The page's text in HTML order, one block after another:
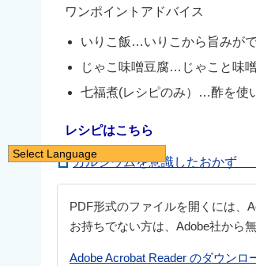
ワンポイントアドバイス
いりこ飯…いりこから旨みがで
じゃこ味噌豆腐…じゃこと味
七福煮(レシピのみ）…酢を
レシピはこちら
カルシウムを意識したおかず
PDF形式のファイルを開くには、
お持ちでない方は、Adobe社から
Adobe Acrobat Reader のダウンロ
Select Language